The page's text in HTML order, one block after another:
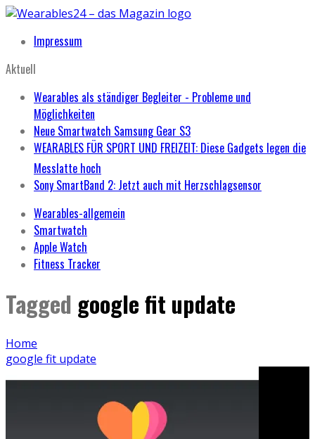
Impressum
Aktuell
Wearables als ständiger Begleiter - Probleme und
Möglichkeiten
Neue Smartwatch Samsung Gear S3
WEARABLES FÜR SPORT UND FREIZEIT: Diese Gadgets legen die
Messlatte hoch
Sony SmartBand 2: Jetzt auch mit Herzschlagsensor
Wearables-allgemein
Smartwatch
Apple Watch
Fitness Tracker
Tagged google fit update
Home
google fit update